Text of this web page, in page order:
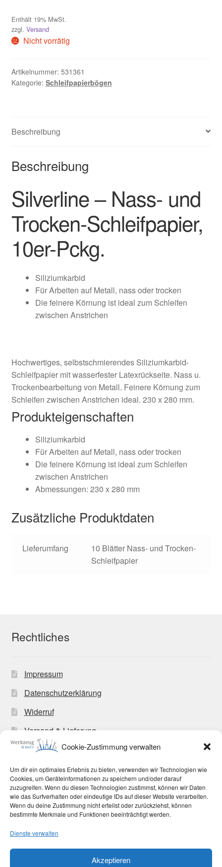
Cookie-Zustimmung verwalten
Um dir ein optimales Erlebnis zu bieten, verwenden wir Technologien wie
Cookies, um Geräteinformationen zu speichern und/oder darauf
zuzugreifen. Wenn du diesen Technologien zustimmst, können wir Daten
wie das Surfverhalten oder eindeutige IDs auf dieser Website verarbeiten.
Wenn du deine Zustimmung nicht erteilst oder zurückziehst, können
bestimmte Merkmale und Funktionen beeinträchtigt werden.
Dienste verwalten
Akzeptieren
Zahlungsweisen
Enthält 19% MwSt.
zzgl. Versand
Nicht vorrätig
Artikelnummer: 531361
Kategorie: Schleifpapierbögen
Beschreibung
Beschreibung
Silverline – Nass- und
Trocken-Schleifpapier,
10er-Pckg.
Siliziumkarbid
Für Arbeiten auf Metall, nass oder trocken
Die feinere Körnung ist ideal zum Schleifen
zwischen Anstrichen
Hochwertiges, selbstschmierendes Siliziumkarbid-
Schleifpapier mit wasserfester Latexrückseite. Nass u.
Trockenbearbeitung von Metall. Feinere Körnung zum
Schleifen zwischen Anstrichen ideal. 230 x 280 mm.
Produkteigenschaften
Siliziumkarbid
Für Arbeiten auf Metall, nass oder trocken
Die feinere Körnung ist ideal zum Schleifen
zwischen Anstrichen
Abmessungen: 230 x 280 mm
Zusätzliche Produktdaten
Lieferumfang
10 Blätter Nass- und Trocken-
Schleifpapier
Rechtliches
Impressum
Datenschutzerklärung
Widerruf
Versand & Lieferung
Zahlungsweisen
Allgemeine Geschäftsbedingungen
Cookie-Richtlinie (EU)
© Werkzeug und mehr 2026
Erstellt mit WooCommerce